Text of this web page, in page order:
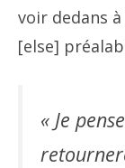
voir dedans
[else]
« Je